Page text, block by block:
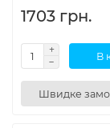
1703 грн.
В
Швидке